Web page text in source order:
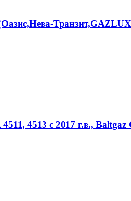
4513 с 2017 г.в., Baltgaz